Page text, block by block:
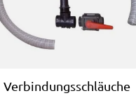
Verbindungsschläuche